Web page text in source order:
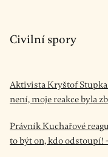
Civilní spory
Aktivista Kryštof
není, moje reakce byla
Právník Kuchařové
to být on, kdo odstoupí!